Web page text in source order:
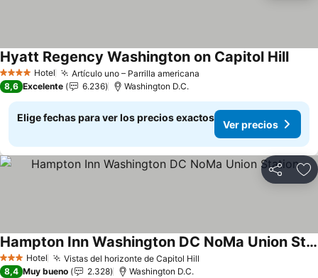
4 EstrellasHotel Artículo uno – Parrilla americana
Hyatt Regency Washington on Capitol HillVer
8,6 Excelente 6.236 Washington D.C.
Elige fechas para ver los precios exactos
Ver precios
Compartir
3 Estrellas
Hotel Vistas del horizonte de Capitol Hill
Hampton Inn Washington DC NoMa Union Station
Ver precios
8,4 Muy bueno 2.328 Washington D.C.